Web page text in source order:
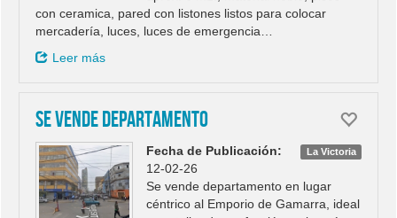
con ceramica, pared con listones listos para colocar
mercadería, luces, luces de emergencia…
Leer más
Se vende Departamento
La Victoria
Fecha de Publicación:
12-02-26
Se vende departamento en lugar
céntrico al Emporio de Gamarra, ideal